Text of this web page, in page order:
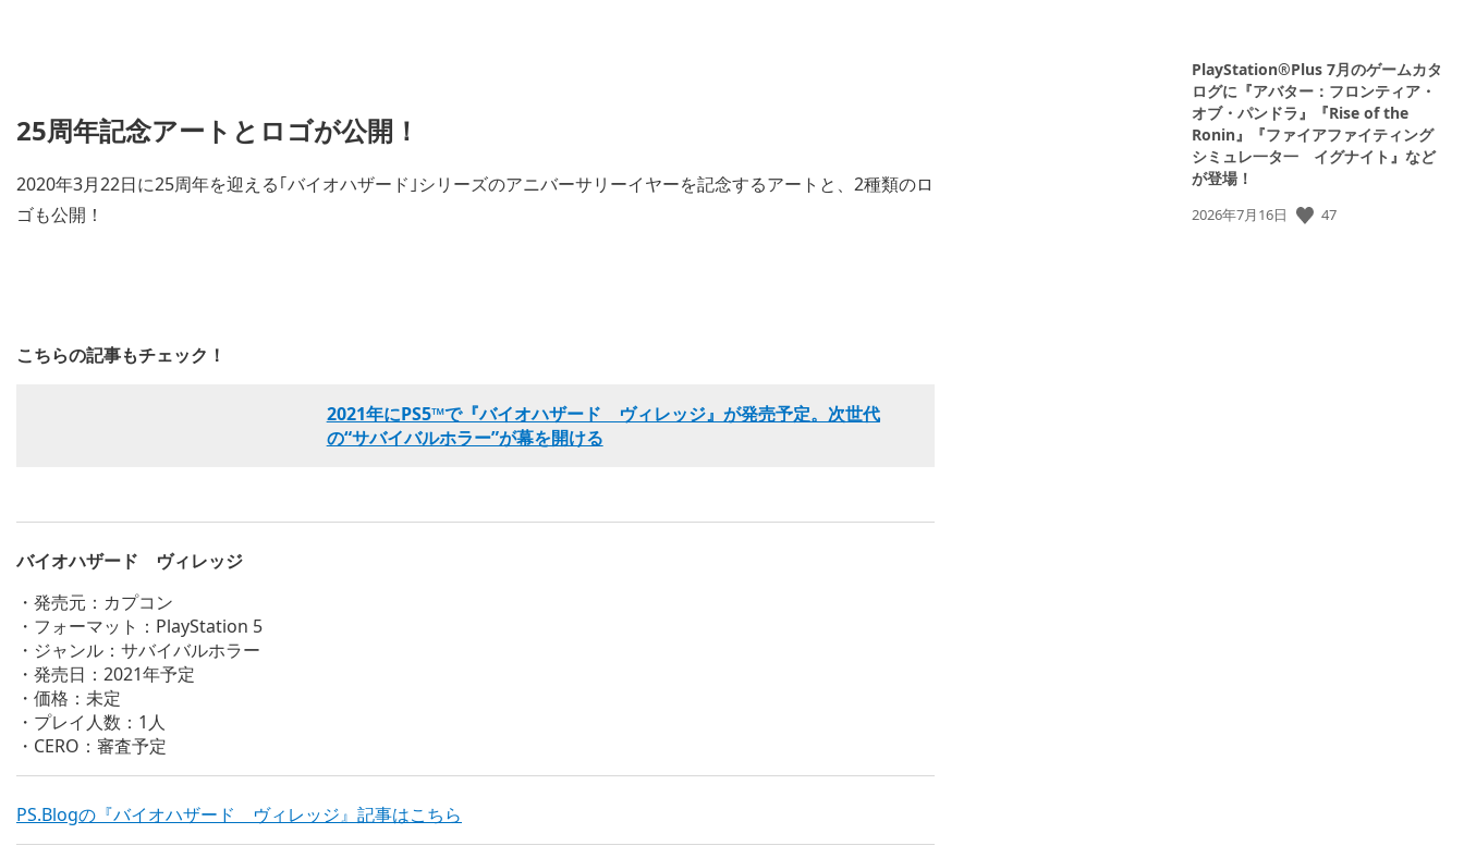
download
25周年記念アートとロゴが公開！
2020年3月22日に25周年を迎える｢バイオハザード｣シリーズのアニバーサリーイヤーを記念するアートと、2種類のロ
ゴも公開！
こちらの記事もチェック！
2021年にPS5™で『バイオハザード ヴィレッジ』が発売予定。次世代
の“サバイバルホラー”が幕を開ける
バイオハザード ヴィレッジ
・発売元：カプコン
・フォーマット：PlayStation 5
・ジャンル：サバイバルホラー
・発売日：2021年予定
・価格：未定
・プレイ人数：1人
・CERO：審査予定
PS.Blogの『バイオハザード ヴィレッジ』記事はこちら
PlayStation®Plus 7月のゲームカタ
ログに『アバター：フロンティア・
オブ・パンドラ』『Rise of the
Ronin』『ファイアファイティング
シミュレ一タ一 イグナイト』など
が登場！
公
2026年7月16日 47